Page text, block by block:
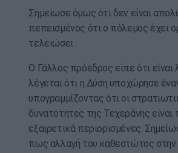
Σημείωσε όμως ότι δεν είναι
πεπεισμένος ότι ο πόλεμος έχει
τελειώσει .
Ο Γάλλος πρόεδρος είπε ότι είναι
λέγεται ότι η Δύση υποχώρησε
υπογραμμίζοντας ότι οι
δυνατότητες της Τεχεράνης είναι
εξαιρετικά περιορισμένες.
πως αλλαγή του καθεστώτος στην